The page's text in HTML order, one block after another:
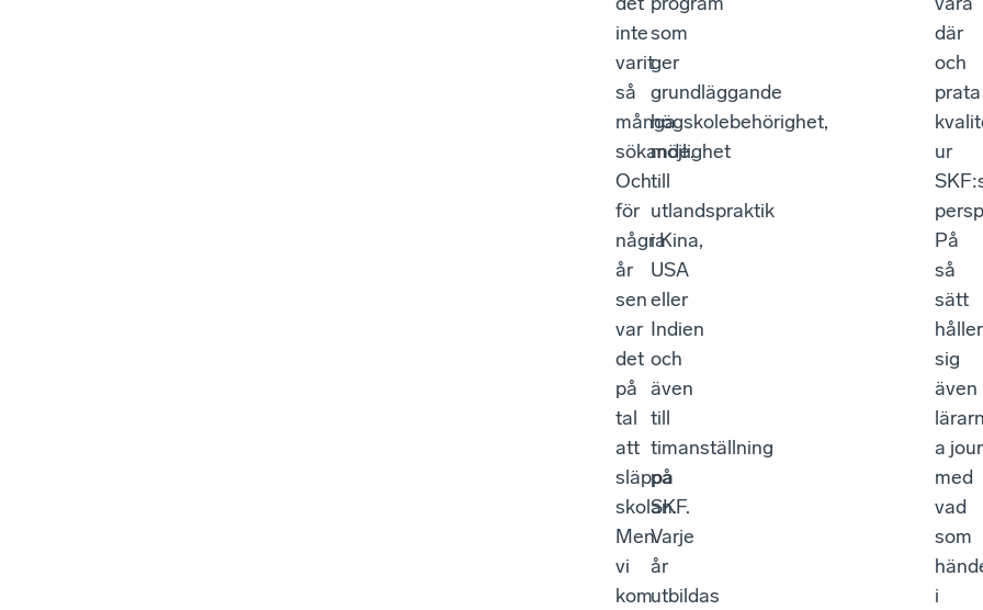
inte
varit
så
många
sökande.
Och
för
några
år
sen
var
det
på
tal
att
släppa
skolan.
Men
vi
kom
som
ger
grundläggande
högskolebehörighet,
möjlighet
till
utlandspraktik
i Kina,
USA
eller
Indien
och
även
till
timanställning
på
SKF.
Varje
år
utbildas
där
och
prata
ur
På
så
sätt
håller
sig
även
a jour
med
vad
som
i